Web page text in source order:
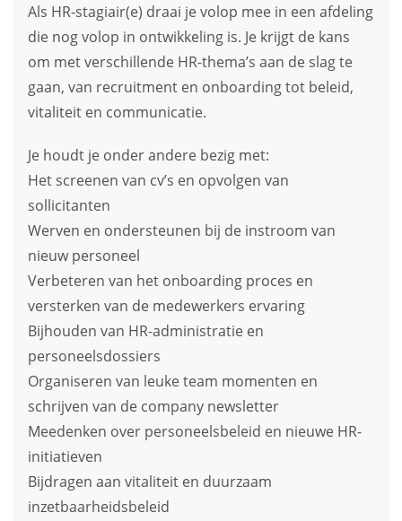
Als HR-stagiair(e) draai je volop mee in een afdeling
die nog volop in ontwikkeling is. Je krijgt de kans
om met verschillende HR-thema’s aan de slag te
gaan, van recruitment en onboarding tot beleid,
vitaliteit en communicatie.
Je houdt je onder andere bezig met:
Het screenen van cv’s en opvolgen van
sollicitanten
Werven en ondersteunen bij de instroom van
nieuw personeel
Verbeteren van het onboarding proces en
versterken van de medewerkers ervaring
Bijhouden van HR-administratie en
personeelsdossiers
Organiseren van leuke team momenten en
schrijven van de company newsletter
Meedenken over personeelsbeleid en nieuwe HR-
initiatieven
Bijdragen aan vitaliteit en duurzaam
inzetbaarheidsbeleid